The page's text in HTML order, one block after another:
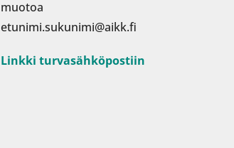
muotoa
etunimi.sukunimi@aikk.fi
Linkki turvasähköpostiin